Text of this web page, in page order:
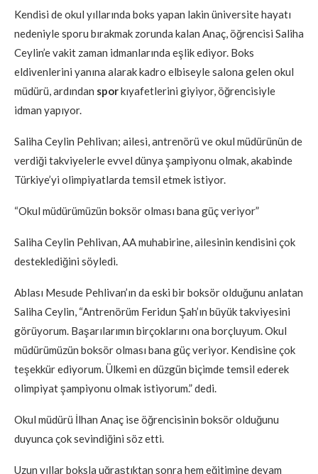
Kendisi de okul yıllarında boks yapan lakin üniversite hayatı
nedeniyle sporu bırakmak zorunda kalan Anaç, öğrencisi Saliha
Ceylin’e vakit zaman idmanlarında eşlik ediyor. Boks
eldivenlerini yanına alarak kadro elbiseyle salona gelen okul
müdürü, ardından sporkıyafetlerini giyiyor, öğrencisiyle
idman yapıyor.
Saliha Ceylin Pehlivan; ailesi, antrenörü ve okul müdürünün de
verdiği takviyelerle evvel dünya şampiyonu olmak, akabinde
Türkiye’yi olimpiyatlarda temsil etmek istiyor.
“Okul müdürümüzün boksör olması bana güç veriyor”
Saliha Ceylin Pehlivan, AA muhabirine, ailesinin kendisini çok
desteklediğini söyledi.
Ablası Mesude Pehlivan’ın da eski bir boksör olduğunu anlatan
Saliha Ceylin, “Antrenörüm Feridun Şah’ın büyük takviyesini
görüyorum. Başarılarımın birçoklarını ona borçluyum. Okul
müdürümüzün boksör olması bana güç veriyor. Kendisine çok
teşekkür ediyorum. Ülkemi en düzgün biçimde temsil ederek
olimpiyat şampiyonu olmak istiyorum.” dedi.
Okul müdürü İlhan Anaç ise öğrencisinin boksör olduğunu
duyunca çok sevindiğini söz etti.
Uzun yıllar boksla uğraştıktan sonra hem eğitimine devam